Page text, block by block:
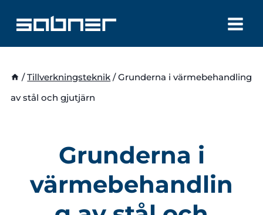
content
/ Tillverkningsteknik / Grunderna i värmebehandling
av stål och gjutjärn
Grunderna i
värmebehandlin